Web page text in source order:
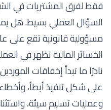
فقط لفرق المشتريات في
السؤال العملي بسيط. هل
مسؤولية قانونية تقع على
الخسائر المالية تظهر في
نادرًا ما تبدأ إخفاقات
على شكل تنفيذ أبطأ،
وعمليات تسليم سيئة،